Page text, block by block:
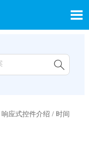


响应式控件介绍 / 时间